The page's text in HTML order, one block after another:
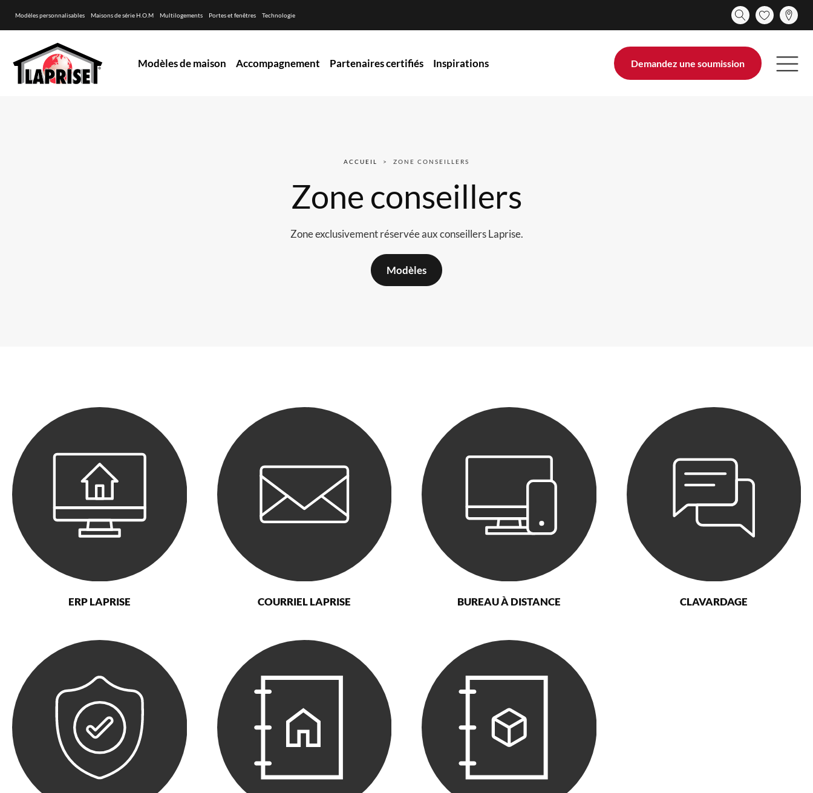
Modèles personnalisables Maisons de série H.O.M Multilogements Portes et fenêtres Technologie
Modèles de maison Accompagnement Partenaires certifiés Inspirations Demandez une soumission
ACCUEIL ZONE CONSEILLERS
Zone conseillers
Zone exclusivement réservée aux conseillers Laprise.
Modèles
ERP LAPRISE COURRIEL LAPRISE BUREAU À DISTANCE CLAVARDAGE